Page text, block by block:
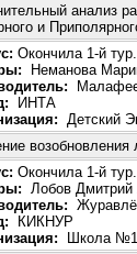
анализ
и
Окончила 1-й
Неманова
ИНТА
Детский
возобновления
Окончила 1-й
Лобов Дмитрий
КИКНУР
Школа №1